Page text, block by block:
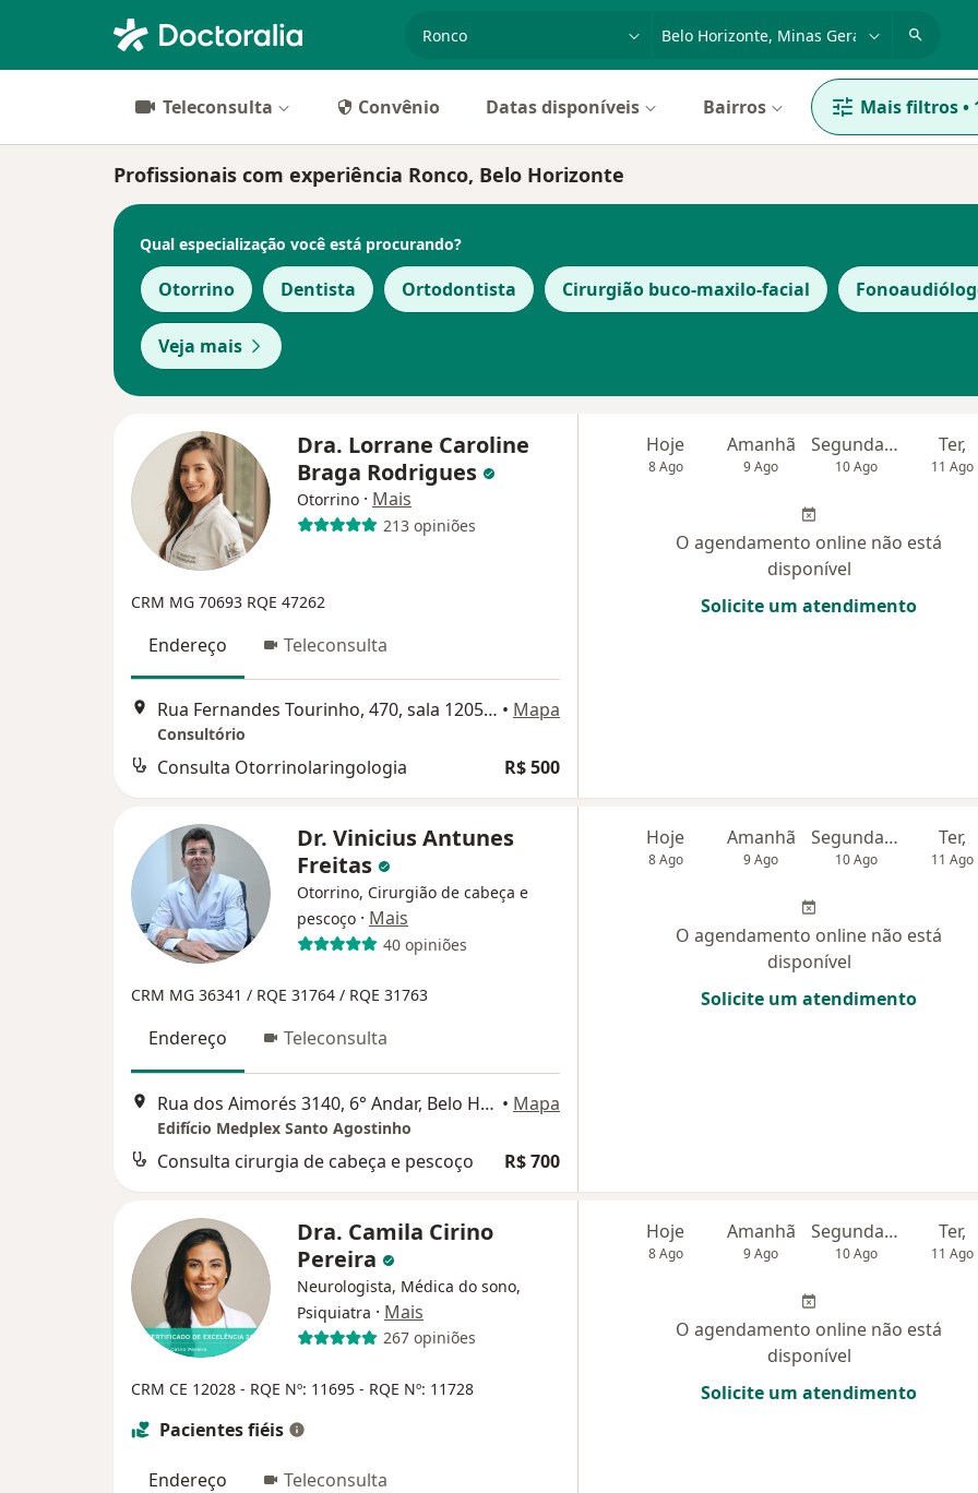
Teleconsulta Convênio Datas disponíveis Bairros Mais filtros•
Profissionais com experiência Ronco, Belo Horizonte
Qual especialização você está procurando?
Otorrino Dentista Ortodontista Cirurgião buco-maxilo-facial
Veja mais
Dra. Lorrane Caroline
Braga Rodrigues
Otorrino · Mais
213 opiniões
CRM MG 70693 RQE 47262
Endereço Teleconsulta
Rua Fernandes Tourinho, 470, sala 1205, Belo Horizonte • Mapa
Consultório
Consulta Otorrinolaringologia R$ 500
Hoje
8 Ago
Amanhã
9 Ago
Segunda-feira
10 Ago
Ter,
11 Ago
O agendamento online não está
disponível
Solicite um atendimento
Dr. Vinicius Antunes
Freitas
Otorrino, Cirurgião de cabeça e
pescoço · Mais
40 opiniões
CRM MG 36341 / RQE 31764 / RQE 31763
Endereço Teleconsulta
Rua dos Aimorés 3140, 6° Andar, Belo Horizonte • Mapa
Edifício Medplex Santo Agostinho
Consulta cirurgia de cabeça e pescoço R$ 700
Hoje
8 Ago
Amanhã
9 Ago
Segunda-feira
10 Ago
Ter,
11 Ago
O agendamento online não está
disponível
Solicite um atendimento
Dra. Camila Cirino
Pereira
Neurologista, Médica do sono,
Psiquiatra · Mais
267 opiniões
CRM CE 12028 - RQE Nº: 11695 - RQE Nº: 11728
Pacientes fiéis
Endereço Teleconsulta
Hoje
8 Ago
Amanhã
9 Ago
Segunda-feira
10 Ago
Ter,
11 Ago
O agendamento online não está
disponível
Solicite um atendimento